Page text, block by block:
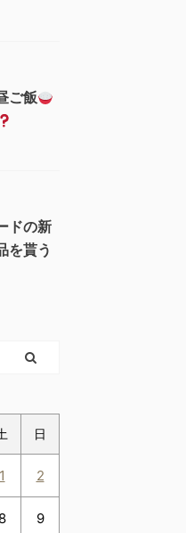
ご飯
ドの新
を貰う
日
1 2
8 9